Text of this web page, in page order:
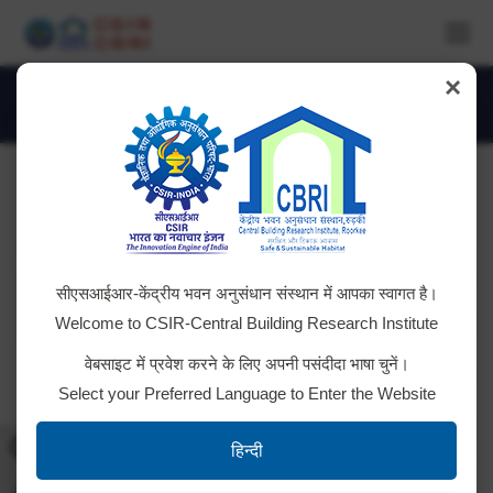
DSC_4141
You are here:
×
सीएसआईआर-केंद्रीय भवन अनुसंधान संस्थान में आपका स्वागत है।
Welcome to CSIR-Central Building Research Institute
वेबसाइट में प्रवेश करने के लिए अपनी पसंदीदा भाषा चुनें।
Select your Preferred Language to Enter the Website
हिन्दी